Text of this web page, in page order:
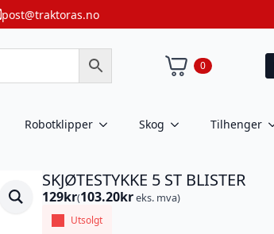
post@traktoras.no
0
Robotklipper Skog Tilhenger
SKJØTESTYKKE 5 ST BLISTER
129kr(103.20kreks. mva)
Utsolgt